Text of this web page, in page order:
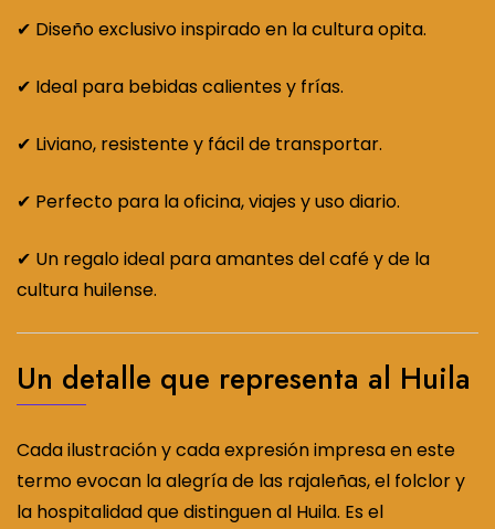
✔ Diseño exclusivo inspirado en la cultura opita.
✔ Ideal para bebidas calientes y frías.
✔ Liviano, resistente y fácil de transportar.
✔ Perfecto para la oficina, viajes y uso diario.
✔ Un regalo ideal para amantes del café y de la
cultura huilense.
Un detalle que representa al Huila
Cada ilustración y cada expresión impresa en este
termo evocan la alegría de las rajaleñas, el folclor y
la hospitalidad que distinguen al Huila. Es el